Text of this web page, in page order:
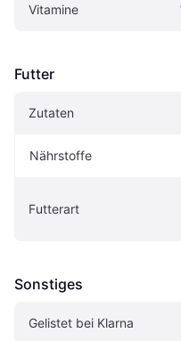
Vitamine
Futter
Zutaten
Nährstoffe
Futterart
Sonstiges
Gelistet bei Klarna